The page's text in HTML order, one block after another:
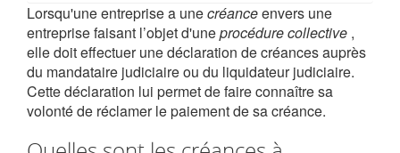
Lorsqu'une entreprise a unecréanceenvers une
entreprise faisant l’objet d'uneprocédure collective ,
elle doit effectuer une déclaration de créances auprès
du mandataire judiciaire ou du liquidateur judiciaire.
Cette déclaration lui permet de faire connaître sa
volonté de réclamer le paiement de sa créance.